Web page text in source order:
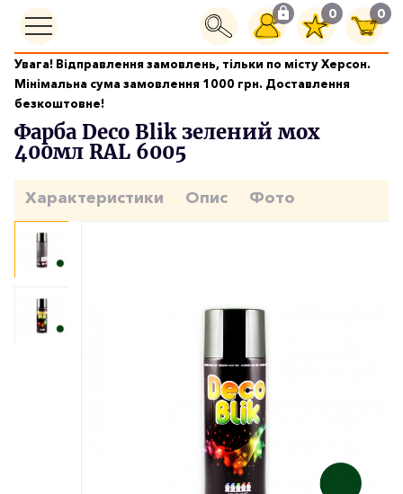
0 0
Увага! Відправлення замовлень, тільки по місту Херсон.
Мінімальна сума замовлення 1000 грн. Доставлення
безкоштовне!
Фарби аерозольні
Фарба Deco Blik зелений мох 400мл RAL 6005
Фарба Deco Blik зелений мох
400мл RAL 6005
Характеристики Опис Фото